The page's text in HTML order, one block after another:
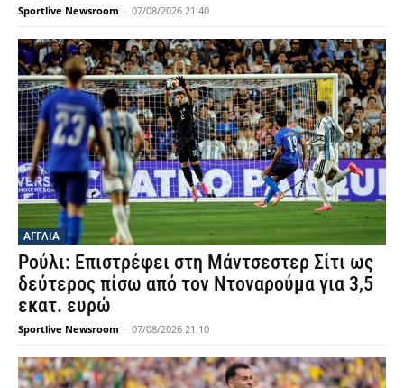
Sportlive Newsroom - 07/08/2026 21:40
ΑΓΓΛΙΑ
Ρούλι: Επιστρέφει στη Μάντσεστερ Σίτι ως
δεύτερος πίσω από τον Ντοναρούμα για 3,5
εκατ. ευρώ
Sportlive Newsroom - 07/08/2026 21:10